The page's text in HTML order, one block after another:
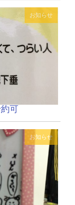
お知らせ
可
お知らせ